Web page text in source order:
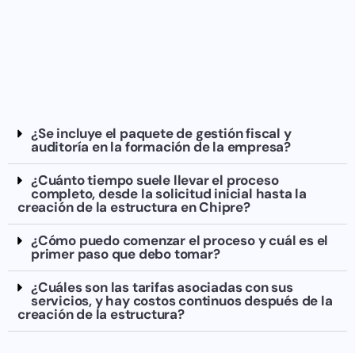
¿Se incluye el paquete de gestión fiscal y
auditoría en la formación de la empresa?
¿Cuánto tiempo suele llevar el proceso
completo, desde la solicitud inicial hasta la
creación de la estructura en Chipre?
¿Cómo puedo comenzar el proceso y cuál es el
primer paso que debo tomar?
¿Cuáles son las tarifas asociadas con sus
servicios, y hay costos continuos después de la
creación de la estructura?